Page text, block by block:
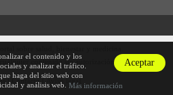
contenido sin autorización.
| Contacto|Aviso legal
Aceptar
el contenido y los
y analizar el tráfico.
haga del sitio web con
y análisis web.Más información